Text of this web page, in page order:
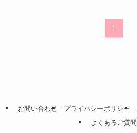
1
お問い合わせ プライバシーポリシー
よくあるご質問